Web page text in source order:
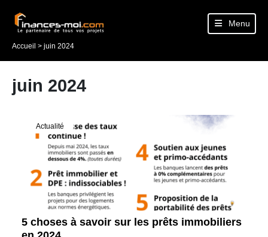
Menu
Accueil > juin 2024
juin 2024
Actualité
5 choses à savoir sur les prêts immobiliers